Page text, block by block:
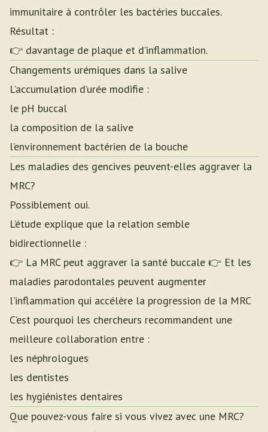
immunitaire à contrôler les bactéries buccales.
Résultat :
👉 davantage de plaque et d’inflammation.
Changements urémiques dans la salive
L’accumulation d’urée modifie :
le pH buccal
la composition de la salive
l’environnement bactérien de la bouche
Les maladies des gencives peuvent-elles aggraver la
MRC?
Possiblement oui.
L’étude explique que la relation semble
bidirectionnelle :
👉 La MRC peut aggraver la santé buccale 👉 Et les
maladies parodontales peuvent augmenter
l’inflammation qui accélère la progression de la MRC
C’est pourquoi les chercheurs recommandent une
meilleure collaboration entre :
les néphrologues
les dentistes
les hygiénistes dentaires
Que pouvez-vous faire si vous vivez avec une MRC?